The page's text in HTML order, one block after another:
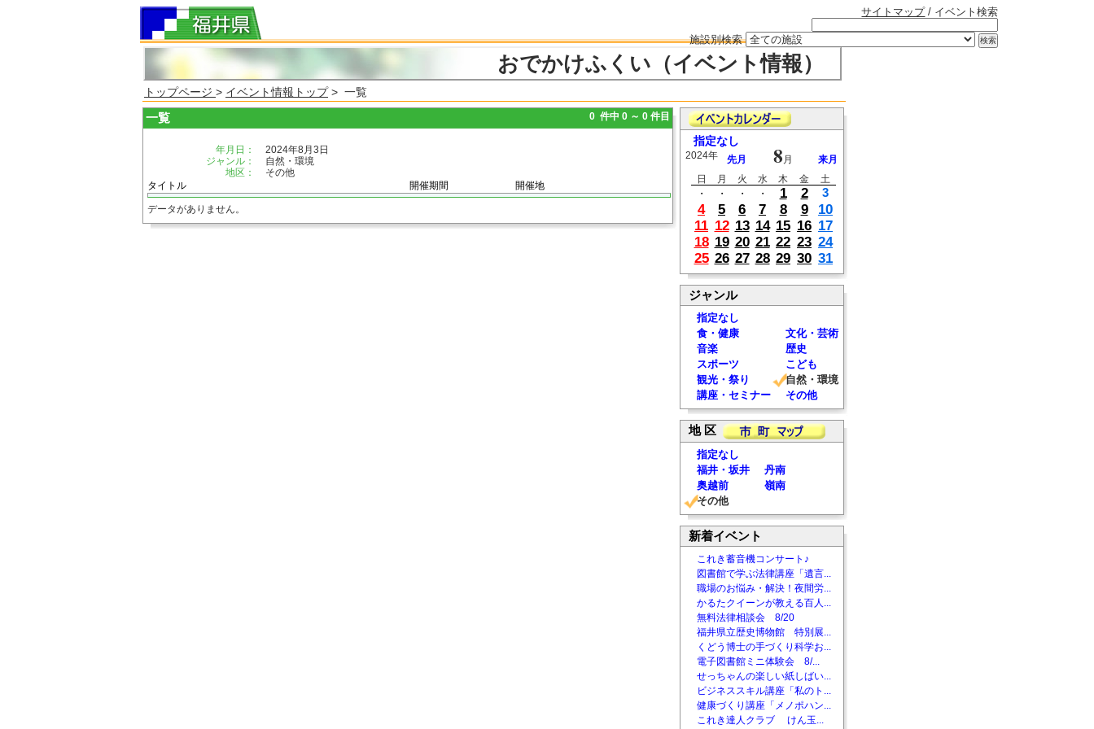
サイトマップ/ イベント検索
施設別検索
おでかけふくい（イベント情報）
トップページ > イベント情報トップ> 一覧
一覧 0 件中 0 ～ 0 件目
年月日：
2024年8月3日
ジャンル：
自然・環境
地区：
その他
タイトル
開催期間 開催地
データがありません。
指定なし
2024年 先月 8 月
来月
日
月 火 水 木 金
土
・
・ ・ ・ 1 2 3
4 5 6 7 8 9
10
11 12 13 14 15 16 17
18 19 20 21 22 23 24
25 26 27 28 29 30 31
ジャンル
指定なし
食・健康
文化・芸術
音楽
歴史
スポーツ
こども
観光・祭り
自然・環境
講座・セミナー
その他
地 区
指定なし
福井・坂井
丹南
奥越前
嶺南
その他
新着イベント
これき蓄音機コンサート♪
図書館で学ぶ法律講座「遺言...
職場のお悩み・解決！夜間労...
かるたクイーンが教える百人...
無料法律相談会 8/20
福井県立歴史博物館 特別展...
くどう博士の手づくり科学お...
電子図書館ミニ体験会 8/...
せっちゃんの楽しい紙しばい...
ビジネススキル講座「私のト...
健康づくり講座「メノポハン...
これき達人クラブ けん玉...